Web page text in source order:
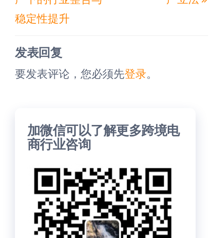
文
章
稳定性提升
发表回复
要发表评论，您必须先登录。
加微信可以了解更多跨境电
商行业咨询